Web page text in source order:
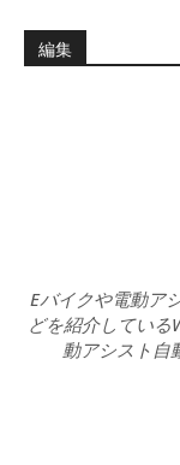
編集
Eバイクや電動ア
どを紹介している
動アシスト自